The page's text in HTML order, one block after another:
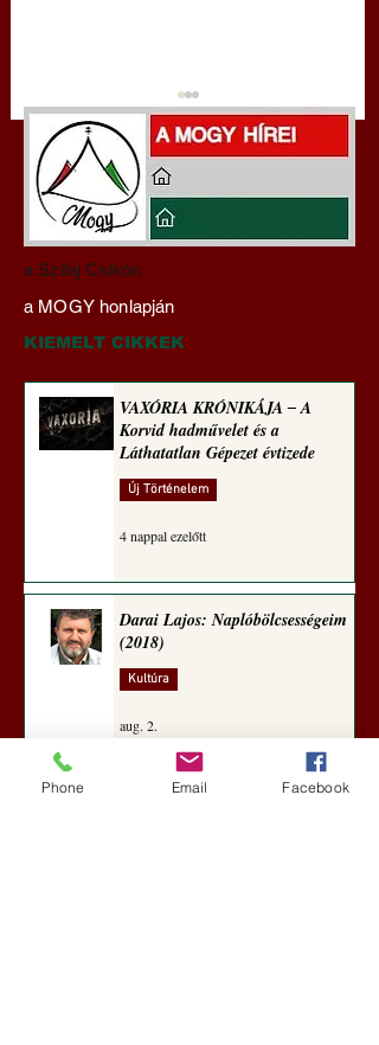
Darai Lajos:
Naplóbölcsességeim
(2025)
a Szilaj Csikón
a MOGY honlapján
KIEMELT CIKKEK
VAXÓRIA KRÓNIKÁJA ‒ A
Korvid hadművelet és a
Láthatatlan Gépezet évtizede
Új Történelem
4 nappal ezelőtt
Darai Lajos: Naplóbölcsességeim
(2018)
Kultúra
aug. 2.
Phone Email Facebook